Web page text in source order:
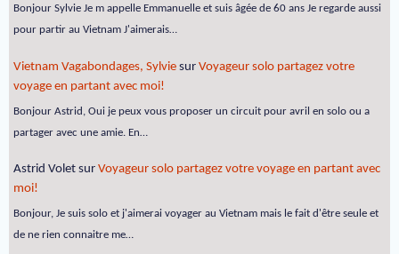
Bonjour Sylvie Je m appelle Emmanuelle et suis âgée de 60 ans Je regarde aussi
pour partir au Vietnam J'aimerais…
Vietnam Vagabondages, Sylvie sur Voyageur solo partagez votre
voyage en partant avec moi!
Bonjour Astrid, Oui je peux vous proposer un circuit pour avril en solo ou a
partager avec une amie. En…
Astrid Volet sur Voyageur solo partagez votre voyage en partant avec
moi!
Bonjour, Je suis solo et j'aimerai voyager au Vietnam mais le fait d'être seule et
de ne rien connaitre me…